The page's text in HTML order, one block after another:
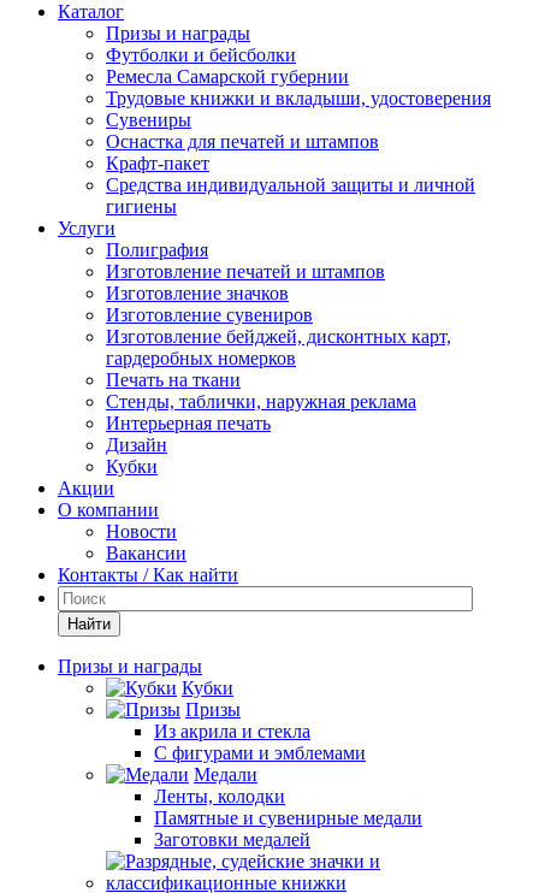
Каталог
Призы и награды
Футболки и бейсболки
Ремесла Самарской губернии
Трудовые книжки и вкладыши, удостоверения
Сувениры
Оснастка для печатей и штампов
Крафт-пакет
Средства индивидуальной защиты и личной
гигиены
Услуги
Полиграфия
Изготовление печатей и штампов
Изготовление значков
Изготовление сувениров
Изготовление бейджей, дисконтных карт,
гардеробных номерков
Печать на ткани
Стенды, таблички, наружная реклама
Интерьерная печать
Дизайн
Кубки
Акции
О компании
Новости
Вакансии
Контакты / Как найти
Найти
Призы и награды
Кубки
Призы
Из акрила и стекла
С фигурами и эмблемами
Медали
Ленты, колодки
Памятные и сувенирные медали
Заготовки медалей